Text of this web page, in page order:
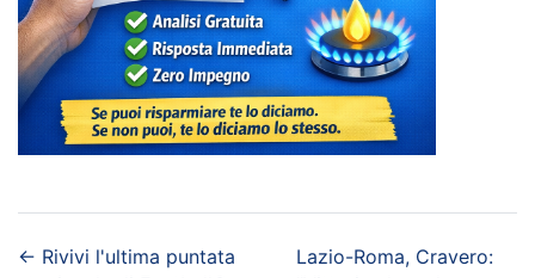
← Rivivi l'ultima puntata
Lazio-Roma, Cravero: